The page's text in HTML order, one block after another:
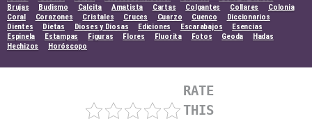
Brujas
Budismo Calcita Amatista Cartas Colgantes Collares
Colonia
Coral
Corazones Cristales Cruces Cuarzo Cuenco
Diccionarios
Dientes
Dietas Dioses y Diosas Ediciones Escarabajos
Esencias
Espinela
Estampas Figuras Flores Fluorita Fotos Geoda
Hadas
Hechizos
Horóscopo
RATE
THIS